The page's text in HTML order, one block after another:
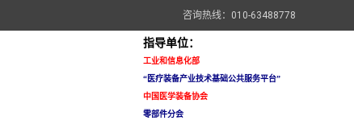
咨询热线：010-63488778
指导单位：
工业和信息化部
“医疗装备产业技术基础公共服务平台”
中国医学装备协会
零部件分会